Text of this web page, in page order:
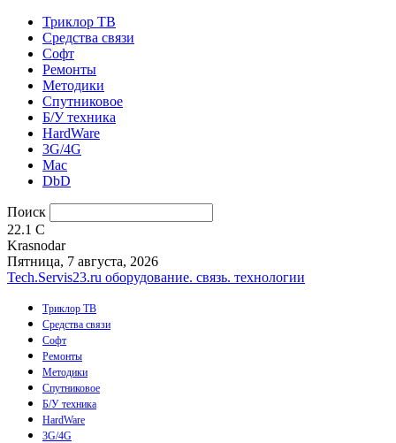
Триклор ТВ
Средства связи
Софт
Ремонты
Методики
Спутниковое
Б/У техника
HardWare
3G/4G
Mac
DbD
Поиск
22.1 C
Krasnodar
Пятница, 7 августа, 2026
Tech.Servis23.ru оборудование. связь. технологии
Триклор ТВ
Средства связи
Софт
Ремонты
Методики
Спутниковое
Б/У техника
HardWare
3G/4G